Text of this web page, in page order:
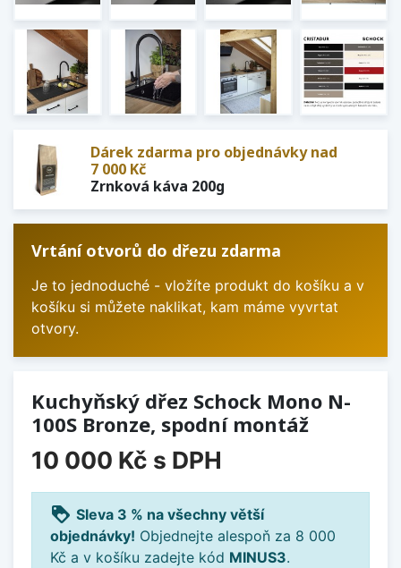
Dárek zdarma pro objednávky nad
7 000 Kč
Zrnková káva 200g
Vrtání otvorů do dřezu zdarma
Je to jednoduché - vložíte produkt do košíku a v
košíku si můžete naklikat, kam máme vyvrtat
otvory.
Kuchyňský dřez Schock Mono N-
100S Bronze, spodní montáž
10 000 Kč s DPH
loyalty Sleva 3 % na všechny větší
objednávky! Objednejte alespoň za 8 000
Kč a v košíku zadejte kód MINUS3.